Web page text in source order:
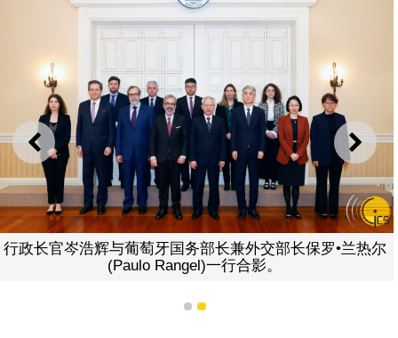
上一则 下一
行政长官岑浩辉与葡萄牙国务部长兼外交部长保罗•兰热尔
(Paulo Rangel)一行合影。
1 2